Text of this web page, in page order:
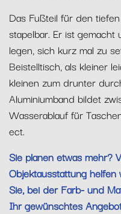
Das Fußteil für den
stapelbar. Er ist
legen, sich kurz mal zu
Beistelltisch, als kleiner
kleinen zum drunter
Aluminiumband bildet
Wasserablauf für
ect.
Sie planen etwas mehr?
Objektausstattung
Sie, bei der Farb- und
Ihr gewünschtes